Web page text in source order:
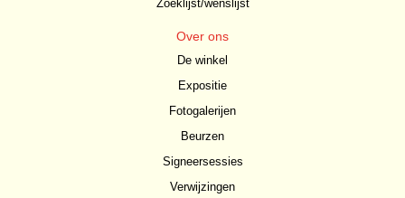
Zoeklijst/wenslijst
Over ons
De winkel
Expositie
Fotogalerijen
Beurzen
Signeersessies
Verwijzingen